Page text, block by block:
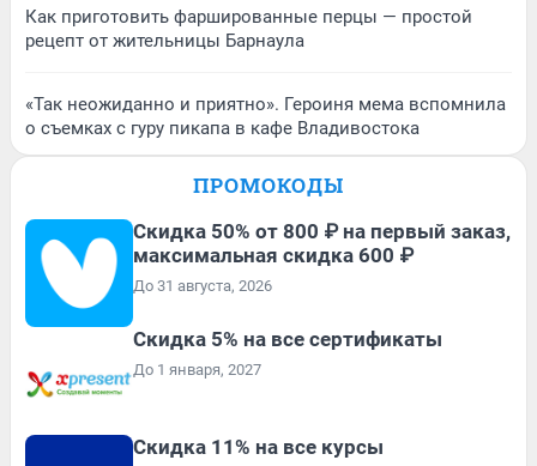
Как приготовить фаршированные перцы — простой
рецепт от жительницы Барнаула
«Так неожиданно и приятно». Героиня мема вспомнила
о съемках с гуру пикапа в кафе Владивостока
ПРОМОКОДЫ
Скидка 50% от 800 ₽ на первый заказ,
максимальная скидка 600 ₽
До 31 августа, 2026
Скидка 5% на все сертификаты
До 1 января, 2027
Скидка 11% на все курсы